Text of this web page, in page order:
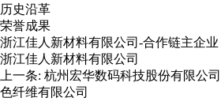
历史沿革
荣誉成果
浙江佳人新材料有限公司-合作链主企业
浙江佳人新材料有限公司
上一条: 杭州宏华数码科技股份有限公司
色纤维有限公司